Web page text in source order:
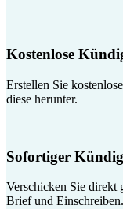
Kostenlose
Erstellen Sie
diese herunter.
Sofortiger
Verschicken Sie direkt
Brief und Einschreiben.